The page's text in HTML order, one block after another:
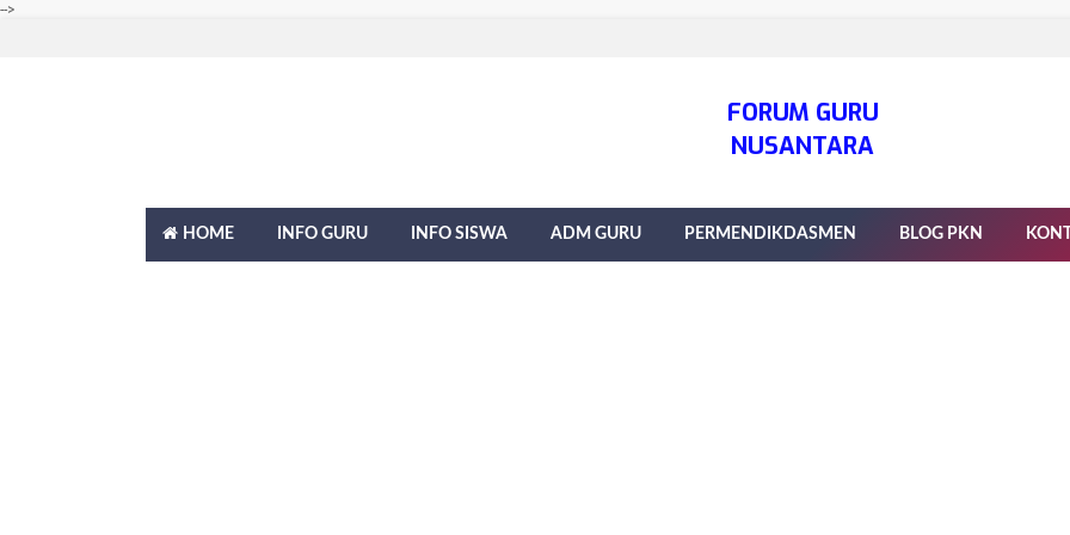
-->
FORUM GURU
NUSANTARA
HOME INFO GURU INFO SISWA ADM GURU PERMENDIKDASMEN BLOG PKN